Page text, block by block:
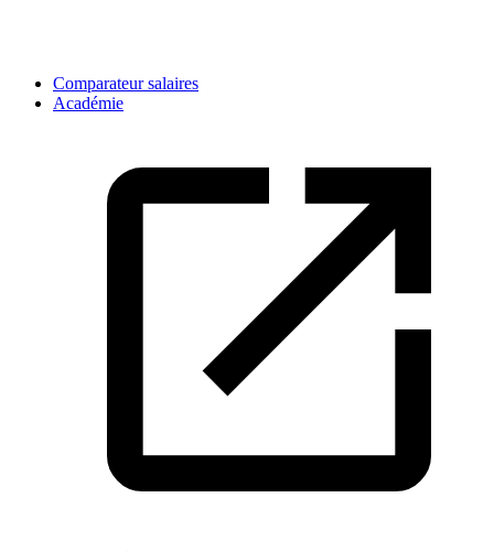
Comparateur salaires
Académie